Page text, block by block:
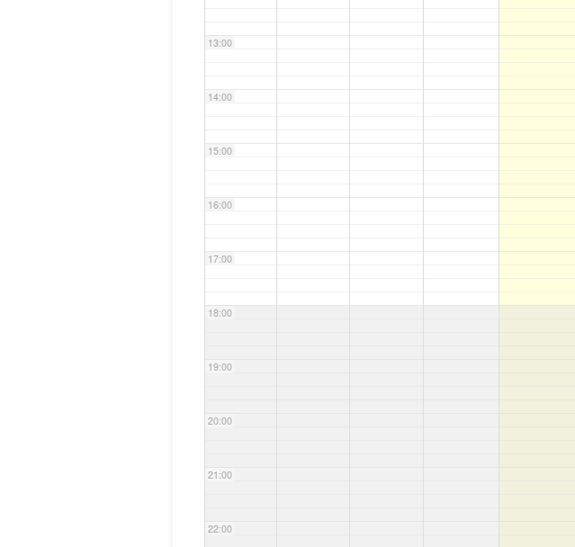
13:00
14:00
15:00
16:00
17:00
18:00
19:00
20:00
21:00
22:00